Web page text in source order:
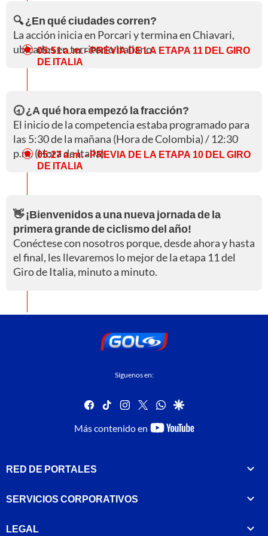
🔍 ¿En qué ciudades corren?
La acción inicia en Porcari y termina en Chiavari,
ubicados en territorio italiano.
05:51 a. m.- PREVIA DE LA ETAPA 11 DEL GIRO
DE ITALIA
🕣 ¿A qué hora empezó la fracción?
El inicio de la competencia estaba programado para
las 5:30 de la mañana (Hora de Colombia) / 12:30
p.m. (Hora de Italia).
05:27 a. m.- PREVIA DE LA ETAPA 10 DEL GIRO
DE ITALIA
👋 ¡Bienvenidos a una nueva jornada de la
primera grande de ciclismo del año!
Conéctese con nosotros porque, desde ahora y hasta
el final, les llevaremos lo mejor de la etapa 11 del
Giro de Italia, minuto a minuto.
Síguenos en:
facebook
tiktok instagram
twitterwhatsapp
google
Más contenido en
youtube-
RED DE PORTALES
SERVICIOS CORPORATIVOS
LEGAL